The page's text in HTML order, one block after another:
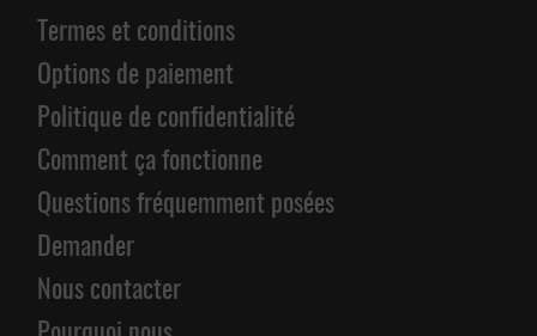
Termes et conditions
Options de paiement
Politique de confidentialité
Comment ça fonctionne
Questions fréquemment posées
Demander
Nous contacter